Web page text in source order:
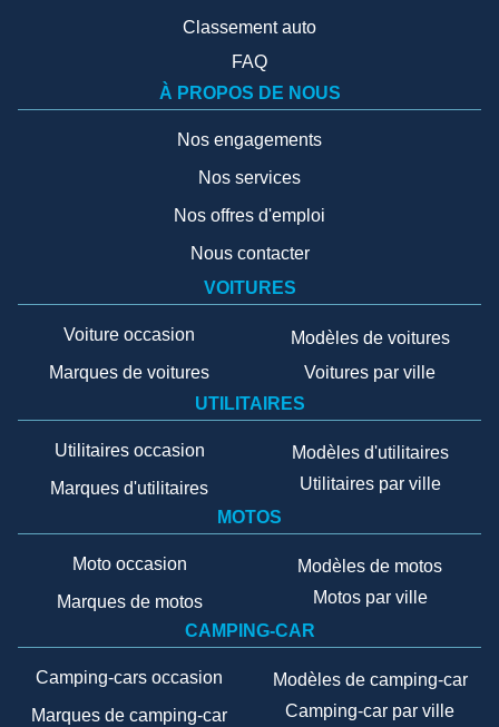
Classement auto
FAQ
À PROPOS DE NOUS
Nos engagements
Nos services
Nos offres d'emploi
Nous contacter
VOITURES
Voiture occasion
Marques de voitures
Modèles de voitures
Voitures par ville
UTILITAIRES
Utilitaires occasion
Marques d'utilitaires
Modèles d'utilitaires
Utilitaires par ville
MOTOS
Moto occasion
Marques de motos
Modèles de motos
Motos par ville
CAMPING-CAR
Camping-cars occasion
Marques de camping-car
Modèles de camping-car
Camping-car par ville